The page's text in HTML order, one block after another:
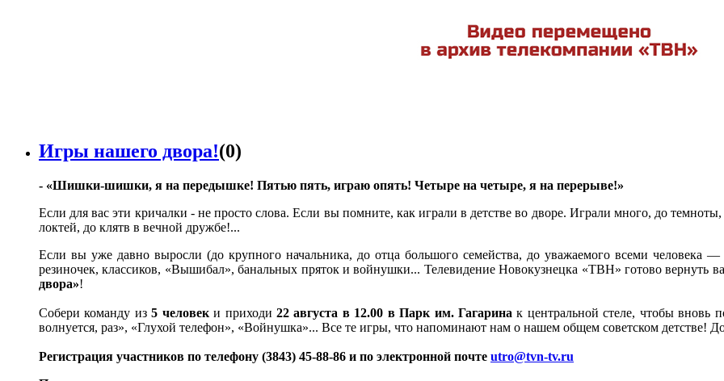
Игры нашего двора!(0)
- «Шишки-шишки, я на передышке! Пятью пять, играю опять! Четыре на четыре, я на перерыве!»
Если для вас эти кричалки - не просто слова. Если вы помните, как играли в детстве во дворе. Играли много, до
локтей, до клятв в вечной дружбе!...
Если вы уже давно выросли (до крупного начальника, до отца большого семейства, до уважаемого всеми человека
резиночек, классиков, «Вышибал», банальных пряток и войнушки... Телевидение Новокузнецка «ТВН» готово вернуть
двора»!
Собери команду из5 человеки приходи 22 августа в 12.00 в Парк им. Гагарина к центральной стеле, чтобы вновь
волнуется, раз», «Глухой телефон», «Войнушка»... Все те игры, что напоминают нам о нашем общем советском детстве!
Регистрация участников по телефону (3843) 45-88-86 и по электронной почте utro@tvn-tv.ru